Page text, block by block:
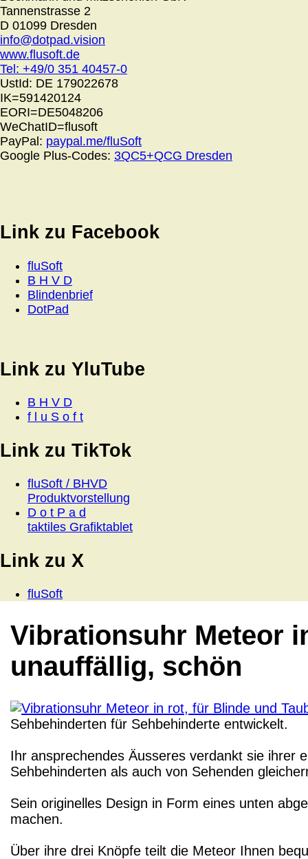
Tannenstrasse 2
D 01099 Dresden
info@dotpad.vision
www.flusoft.de
Tel: +49/0 351 40457-0
UstId: DE 179022678
IK=591420124
EORI=DE5048206
WeChatID=flusoft
PayPal: paypal.me/fluSoft
Google Plus-Codes: 3QC5+QCG Dresden
Link zu Facebook
fluSoft
B H V D
Blindenbrief
DotPad
Link zu YluTube
B H V D
f l u S o f t
Link zu TikTok
fluSoft / BHVD
Produktvorstellung
D o t P a d
taktiles Grafiktablet
Link zu X
fluSoft
Vibrationsuhr Meteor
unauffällig, schön
Sehbehinderten für Sehbehinderte entwickelt.
Ihr ansprechendes Äusseres verdankt sie ihrer
Sehbehinderten als auch von Sehenden
Sein originelles Design in Form eines unten
machen.
Über ihre drei Knöpfe teilt die Meteor Ihnen